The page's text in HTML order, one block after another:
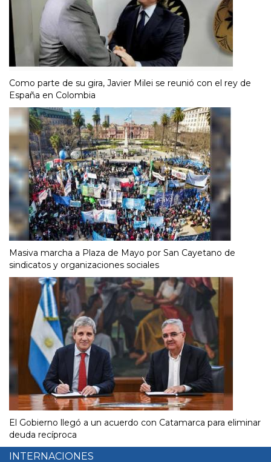
Como parte de su gira, Javier Milei se reunió con el rey de
España en Colombia
Masiva marcha a Plaza de Mayo por San Cayetano de
sindicatos y organizaciones sociales
El Gobierno llegó a un acuerdo con Catamarca para eliminar
deuda recíproca
INTERNACIONES